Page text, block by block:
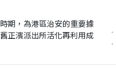
期，為港區治安的重要據
正濱派出所活化再利用成